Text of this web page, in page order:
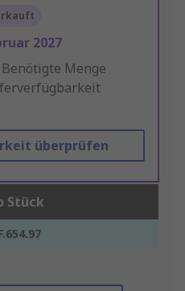
2027
Benötigte Menge
überprüfen
Stück